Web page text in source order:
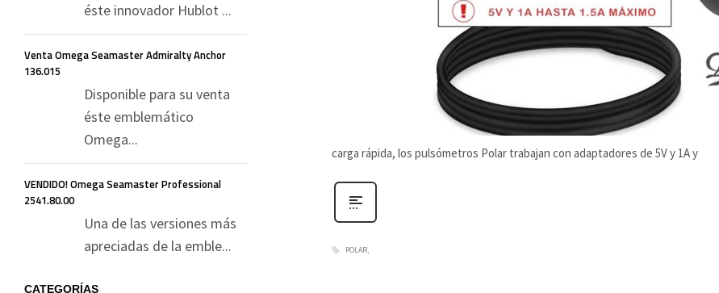
carga rápida, los pulsómetros Polar trabajan con adaptadores de 5V y 1A y
POLAR
éste innovador Hublot ...
Venta Omega Seamaster Admiralty Anchor
136.015
Disponible para su venta
éste emblemático
Omega...
VENDIDO! Omega Seamaster Professional
2541.80.00
Una de las versiones más
apreciadas de la emble...
CATEGORÍAS